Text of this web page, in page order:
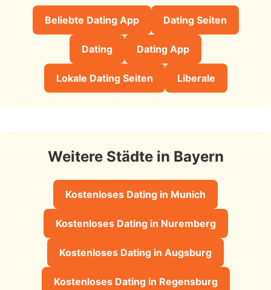
Beliebte Dating App Dating Seiten
Dating Dating App
Lokale Dating Seiten Liberale
Weitere Städte in Bayern
Kostenloses Dating in Munich
Kostenloses Dating in Nuremberg
Kostenloses Dating in Augsburg
Kostenloses Dating in Regensburg